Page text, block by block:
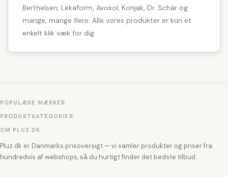
Berthelsen, Lekaform, Avosol, Konjak, Dr. Schär og
mange, mange flere. Alle vores produkter er kun et
enkelt klik væk for dig.
POPULÆRE MÆRKER
PRODUKTKATEGORIER
OM PLUZ.DK
Pluz.dk er Danmarks prisoversigt — vi samler produkter og priser fra
hundredvis af webshops, så du hurtigt finder det bedste tilbud.